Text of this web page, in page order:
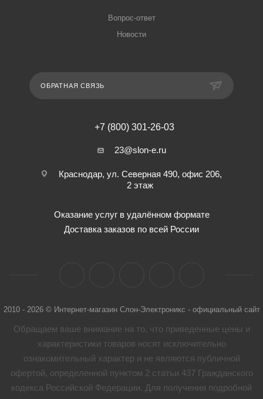
Вопрос-ответ
Новости
ОБРАТНАЯ СВЯЗЬ
+7 (800) 301-26-03
23@slon-e.ru
Краснодар, ул. Северная 490, офис 206,
2 этаж
Оказание услуг в удалённом формате
Доставка заказов по всей России
2010 - 2026 © Интернет-магазин Слон-Электроникс - официальный сайт
Обращаем ваше внимание на то, что приведенные цены и
характеристики товaров носят исключительно
ознакомительный характер и не являются публичной
офертой, определенной пунктом 2 статьи 437 Гражданского
кодекса Российской Федерации. Для получения подробной